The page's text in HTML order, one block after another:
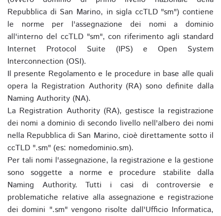
Repubblica di San Marino, in sigla ccTLD "sm") contiene
le norme per l'assegnazione dei nomi a dominio
all'interno del ccTLD "sm", con riferimento agli standard
Internet Protocol Suite (IPS) e Open System
Interconnection (OSI).
Il presente Regolamento e le procedure in base alle quali
opera la Registration Authority (RA) sono definite dalla
Naming Authority (NA).
La Registration Authority (RA), gestisce la registrazione
dei nomi a dominio di secondo livello nell'albero dei nomi
nella Repubblica di San Marino, cioè direttamente sotto il
ccTLD ".sm" (es: nomedominio.sm).
Per tali nomi l'assegnazione, la registrazione e la gestione
sono soggette a norme e procedure stabilite dalla
Naming Authority. Tutti i casi di controversie e
problematiche relative alla assegnazione e registrazione
dei domini ".sm" vengono risolte dall'Ufficio Informatica,